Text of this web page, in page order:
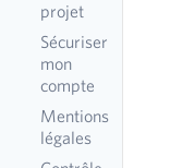
projet
Sécuriser
mon
compte
Mentions
légales